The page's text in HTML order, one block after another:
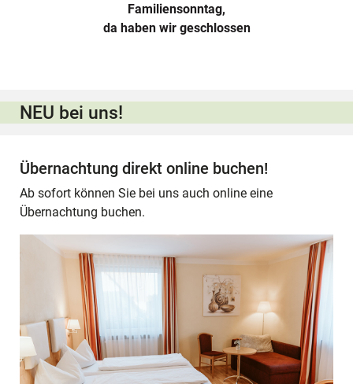
Familiensonntag,
da haben wir geschlossen
NEU bei uns!
Übernachtung direkt online buchen!
Ab sofort können Sie bei uns auch online eine
Übernachtung buchen.